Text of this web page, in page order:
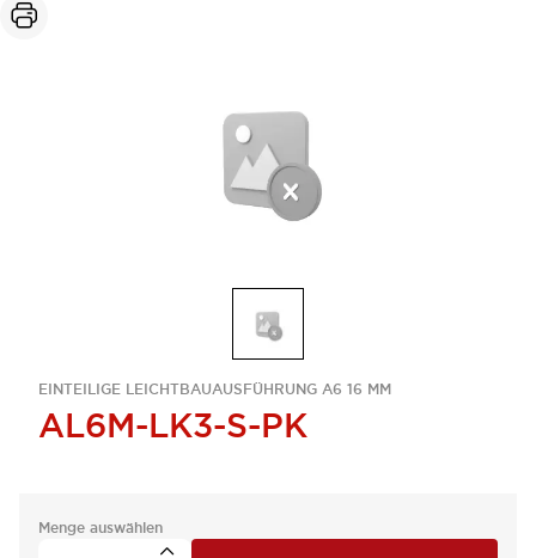
EINTEILIGE LEICHTBAUAUSFÜHRUNG A6 16 MM
AL6M-LK3-S-PK
Menge auswählen